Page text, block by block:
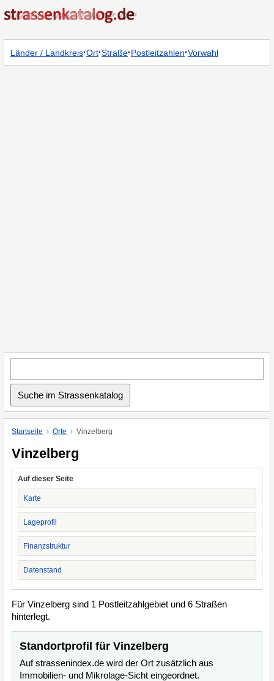
Länder / Landkreis·Ort·Straße·Postleitzahlen·Vorwahl
Startseite Orte Vinzelberg
Vinzelberg
Auf dieser Seite
Karte
Lageprofil
Finanzstruktur
Datenstand
Für Vinzelberg sind 1 Postleitzahlgebiet und 6 Straßen
hinterlegt.
Standortprofil für Vinzelberg
Auf strassenindex.de wird der Ort zusätzlich aus
Immobilien- und Mikrolage-Sicht eingeordnet.